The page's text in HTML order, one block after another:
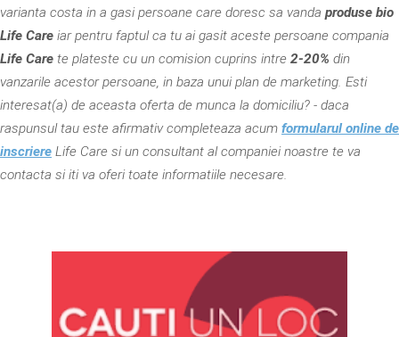
varianta costa in a gasi persoane care doresc sa vanda produse bio
Life Care iar pentru faptul ca tu ai gasit aceste persoane compania
Life Care te plateste cu un comision cuprins intre 2-20% din
vanzarile acestor persoane, in baza unui plan de marketing. Esti
interesat(a) de aceasta oferta de munca la domiciliu? - daca
raspunsul tau este afirmativ completeaza acum formularul online de
inscriere Life Care si un consultant al companiei noastre te va
contacta si iti va oferi toate informatiile necesare.